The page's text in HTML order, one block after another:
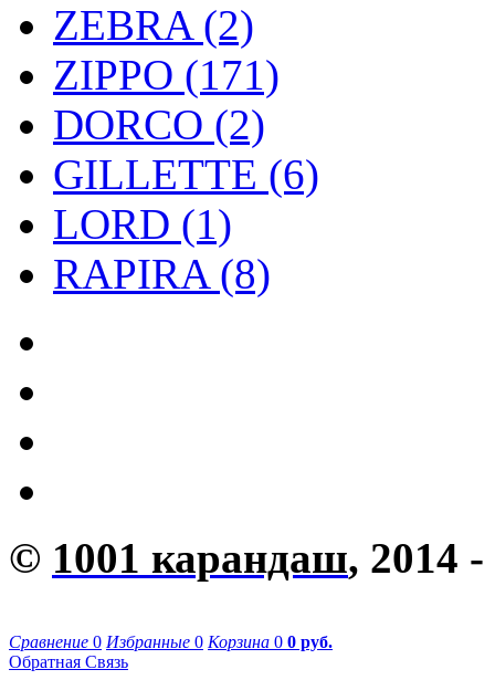
ZEBRA (2)
ZIPPO (171)
DORCO (2)
GILLETTE (6)
LORD (1)
RAPIRA (8)
© 1001 карандаш, 2014 -
Сравнение 0 Избранные 0 Корзина 0 0 руб.
Обратная Связь